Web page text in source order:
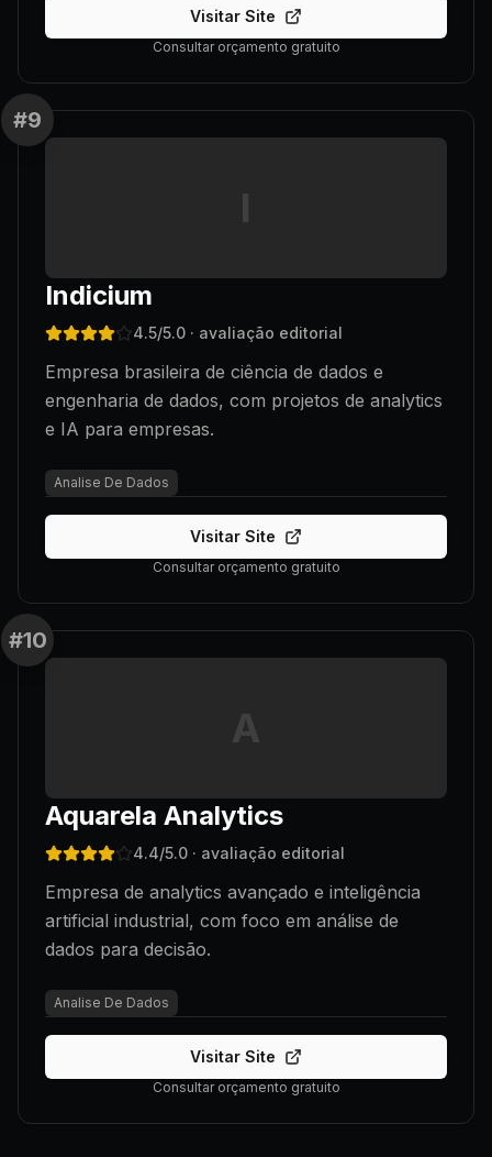
Visitar Site
Consultar orçamento gratuito
#9
I
Indicium
4.5/5.0 · avaliação editorial
Empresa brasileira de ciência de dados e
engenharia de dados, com projetos de analytics
e IA para empresas.
Analise De Dados
Visitar Site
Consultar orçamento gratuito
#10
A
Aquarela Analytics
4.4/5.0 · avaliação editorial
Empresa de analytics avançado e inteligência
artificial industrial, com foco em análise de
dados para decisão.
Analise De Dados
Visitar Site
Consultar orçamento gratuito